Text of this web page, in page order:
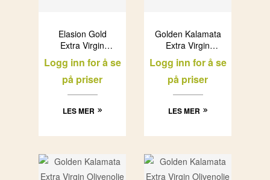
Elasion Gold
Extra Virgin
Olivenolje (6x3L)
Logg inn for å se
på priser
LES MER
Golden Kalamata
Extra Virgin
Olivenolje
(12x500ml)
Logg inn for å se
på priser
LES MER